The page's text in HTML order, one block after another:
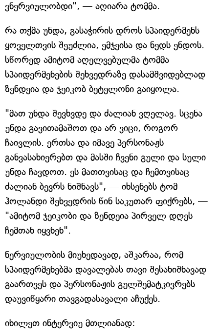
ვნერვიულობდი", — აღიარა ტომმა.
რა თქმა უნდა, გასაჭირის დროს სპაიდერმენს
ყოველთვის შეუძლია, ემჯეისა და ნედს ენდოს.
სწორედ ამიტომ აღელვებულმა ტომმა
სპაიდერმენების შეხვედრაზე დასამშვიდებლად
ზენდეია და ჯეიკობ ბეტელონი გაიყოლა.
"მათ უნდა შევხვდე და ძალიან ვღელავ. სცენა
უნდა გავითამაშოთ და არ ვიცი, როგორ
ჩაივლის. ერთსა და იმავე პერსონაჟს
განვასახიერებთ და მასში ჩვენი გული და სული
უნდა ჩავდოთ. ეს მათთვისაც და ჩემთვისაც
ძალიან ბევრს ნიშნავს", — იხსენებს ტომ
ჰოლანდი შეხვედრის წინ საკუთარ ფიქრებს, —
"ამიტომ ჯეიკობი და ზენდეია პირველ დღეს
ჩემთან იყვნენ".
ნერვიულობის მიუხედავად, აშკარაა, რომ
სპაიდერმენებმა დავალებას თავი შესანიშნავად
გაართვეს და პერსონაჟის გულშემატკივრებს
დაუვიწყარი თავგადასავალი აჩუქეს.
იხილეთ ინტერვიუ მთლიანად: